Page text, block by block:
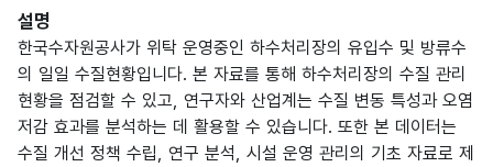
설명
한국수자원공사가 위탁 운영중인 하수처리장의 유입수 및 방류수
의 일일 수질현황입니다. 본 자료를 통해 하수처리장의 수질 관리
현황을 점검할 수 있고, 연구자와 산업계는 수질 변동 특성과 오염
저감 효과를 분석하는 데 활용할 수 있습니다. 또한 본 데이터는
수질 개선 정책 수립, 연구 분석, 시설 운영 관리의 기초 자료로 제